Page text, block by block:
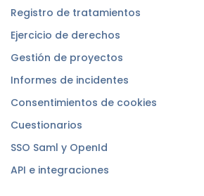
Registro de tratamientos
Ejercicio de derechos
Gestión de proyectos
Informes de incidentes
Consentimientos de cookies
Cuestionarios
SSO Saml y OpenId
API e integraciones